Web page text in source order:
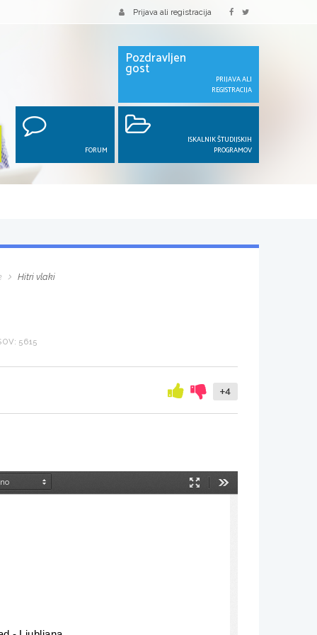
Prijava ali registracija
Pozdravljen
gost
PRIJAVA ALI
REGISTRACIJA
FORUM
ISKALNIK ŠTUDIJSKIH
PROGRAMOV
Hitri vlaki
5615
+4
Način